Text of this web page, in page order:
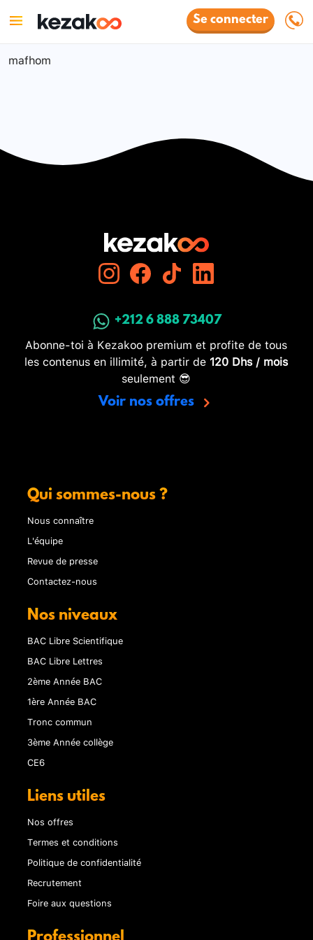
Se connecter
mafhom
+212 6 888 73407
Abonne-toi à Kezakoo premium et profite de tous
les contenus en illimité, à partir de 120 Dhs / mois
seulement 😎
Voir nos offres
Qui sommes-nous ?
Nous connaître
L'équipe
Revue de presse
Contactez-nous
Nos niveaux
BAC Libre Scientifique
BAC Libre Lettres
2ème Année BAC
1ère Année BAC
Tronc commun
3ème Année collège
CE6
Liens utiles
Nos offres
Termes et conditions
Politique de confidentialité
Recrutement
Foire aux questions